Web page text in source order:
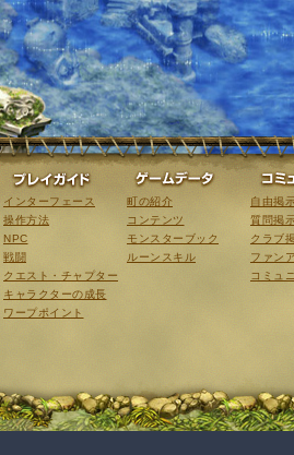
ゲーム紹介 プレイガイド
インターフェース
操作方法
NPC
戦闘
クエスト・チャプター
キャラクターの成長
ワープポイント
ゲ
町の紹介
コンテンツ
モンスターブック
ルーンスキル
自由掲
質問掲
クラブ
ファン
コミュ